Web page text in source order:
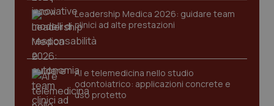
Leadership Medica 2026: guidare team
clinici ad alte prestazioni
AI e telemedicina nello studio
odontoiatrico: applicazioni concrete e
uso protetto